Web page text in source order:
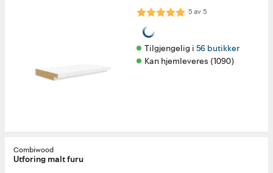
Karakter: 5.0 av 5 mulige
5av5
Tilgjengelig i 56 butikker
Kan hjemleveres (1090)
Combiwood
Utforing malt furu